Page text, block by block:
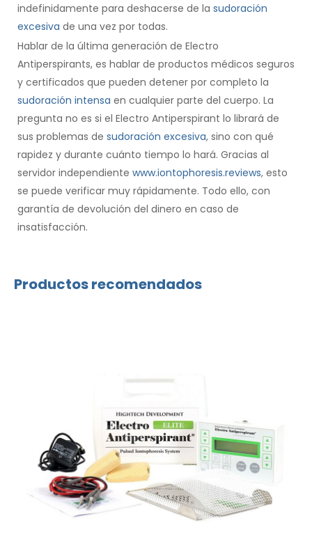
indefinidamente para deshacerse de la sudoración
excesiva de una vez por todas.
Hablar de la última generación de Electro
Antiperspirants, es hablar de productos médicos seguros
y certificados que pueden detener por completo la
sudoración intensa en cualquier parte del cuerpo. La
pregunta no es si el Electro Antiperspirant lo librará de
sus problemas de sudoración excesiva, sino con qué
rapidez y durante cuánto tiempo lo hará. Gracias al
servidor independiente www.iontophoresis.reviews, esto
se puede verificar muy rápidamente. Todo ello, con
garantía de devolución del dinero en caso de
insatisfacción.
Productos recomendados